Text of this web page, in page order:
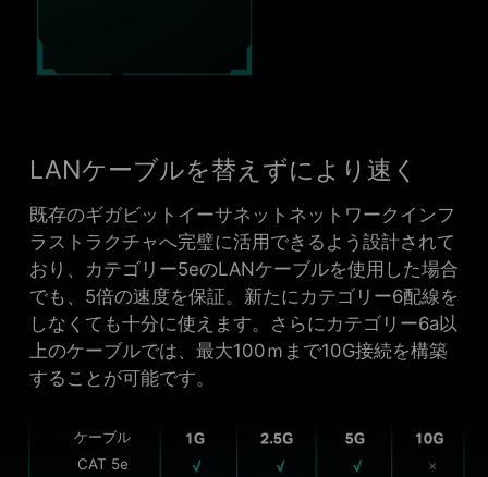
LANケーブルを替えずにより速く
既存のギガビットイーサネットネットワークインフ
ラストラクチャへ完璧に活用できるよう設計されて
おり、カテゴリー5eのLANケーブルを使用した場合
でも、5倍の速度を保証。新たにカテゴリー6配線を
しなくても十分に使えます。さらにカテゴリー6a以
上のケーブルでは、最大100ｍまで10G接続を構築
することが可能です。
ケーブル
CAT 5e